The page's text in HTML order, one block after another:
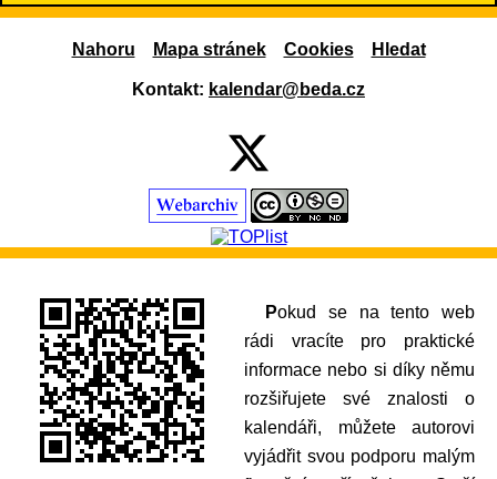
Nahoru Mapa stránek Cookies Hledat
Kontakt: kalendar@beda.cz
Pokud se na tento web
rádi vracíte pro praktické
informace nebo si díky němu
rozšiřujete své znalosti o
kalendáři, můžete autorovi
vyjádřit svou podporu malým